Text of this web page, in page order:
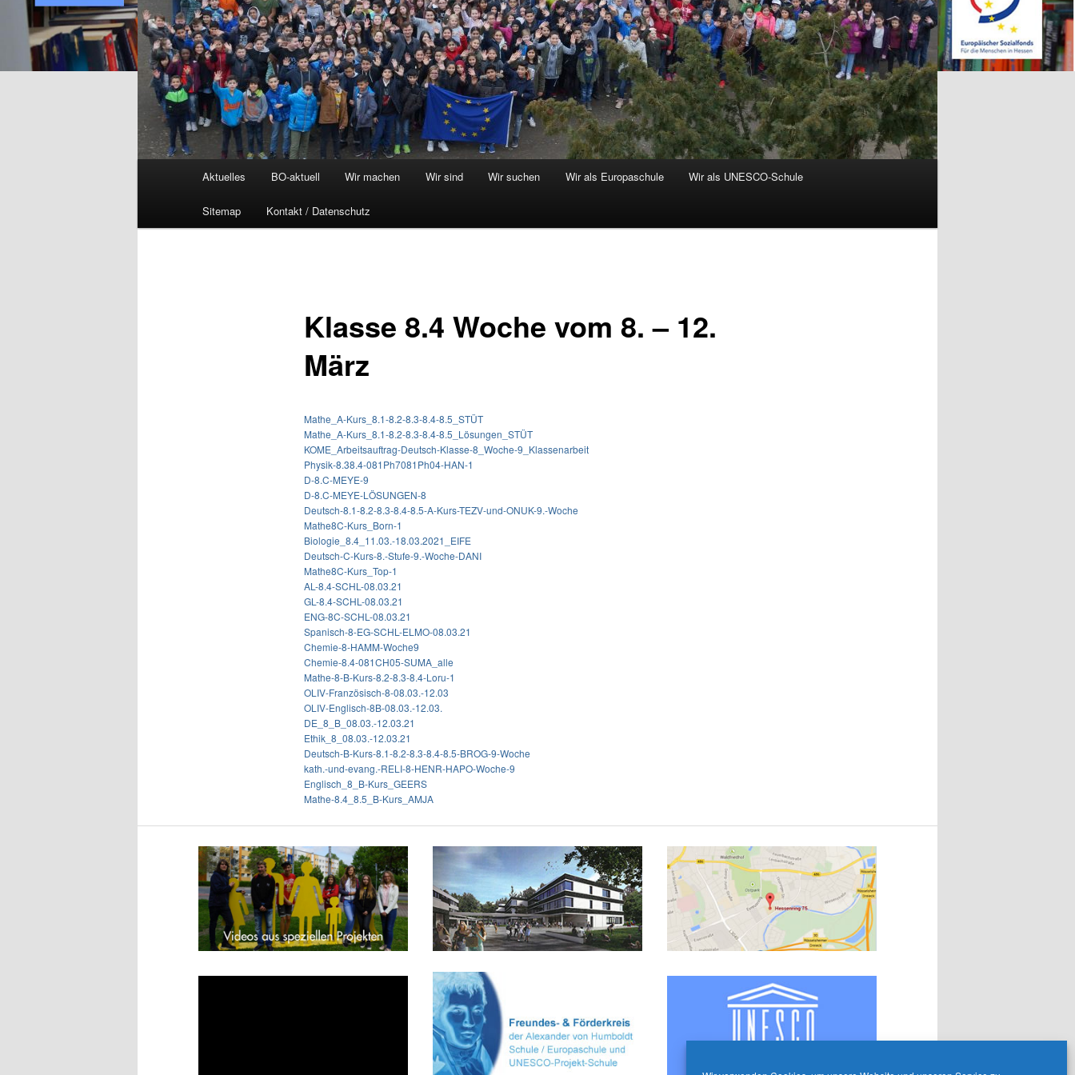
Aktuelles BO-aktuell Wir machen Wir sind Wir suchen Wir als Europaschule Wir als UNESCO-Schule
Sitemap Kontakt / Datenschutz
Klasse 8.4 Woche vom 8. – 12.
März
Mathe_A-Kurs_8.1-8.2-8.3-8.4-8.5_STÜT
Mathe_A-Kurs_8.1-8.2-8.3-8.4-8.5_Lösungen_STÜT
KOME_Arbeitsauftrag-Deutsch-Klasse-8_Woche-9_Klassenarbeit
Physik-8.38.4-081Ph7081Ph04-HAN-1
D-8.C-MEYE-9
D-8.C-MEYE-LÖSUNGEN-8
Deutsch-8.1-8.2-8.3-8.4-8.5-A-Kurs-TEZV-und-ONUK-9.-Woche
Mathe8C-Kurs_Born-1
Biologie_8.4_11.03.-18.03.2021_EIFE
Deutsch-C-Kurs-8.-Stufe-9.-Woche-DANI
Mathe8C-Kurs_Top-1
AL-8.4-SCHL-08.03.21
GL-8.4-SCHL-08.03.21
ENG-8C-SCHL-08.03.21
Spanisch-8-EG-SCHL-ELMO-08.03.21
Chemie-8-HAMM-Woche9
Chemie-8.4-081CH05-SUMA_alle
Mathe-8-B-Kurs-8.2-8.3-8.4-Loru-1
OLIV-Französisch-8-08.03.-12.03
OLIV-Englisch-8B-08.03.-12.03.
DE_8_B_08.03.-12.03.21
Ethik_8_08.03.-12.03.21
Deutsch-B-Kurs-8.1-8.2-8.3-8.4-8.5-BROG-9-Woche
kath.-und-evang.-RELI-8-HENR-HAPO-Woche-9
Englisch_8_B-Kurs_GEERS
Mathe-8.4_8.5_B-Kurs_AMJA